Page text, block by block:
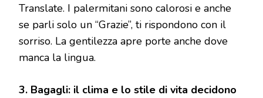
Translate. I palermitani sono calorosi e anche
se parli solo un “Grazie”, ti rispondono con il
sorriso. La gentilezza apre porte anche dove
manca la lingua.
3. Bagagli: il clima e lo stile di vita decidono